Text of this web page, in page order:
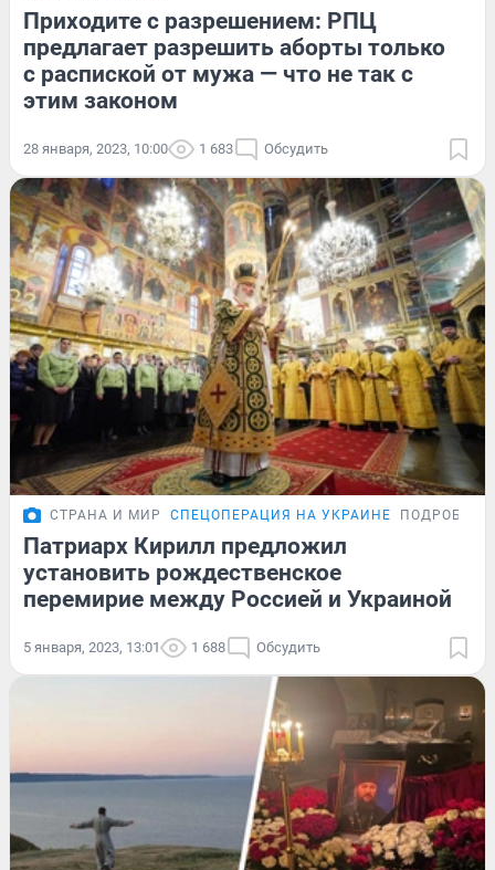
Приходите с разрешением: РПЦ
предлагает разрешить аборты только
с распиской от мужа — что не так с
этим законом
28 января, 2023, 10:00 1 683 Обсудить
СТРАНА И МИР СПЕЦОПЕРАЦИЯ НА УКРАИНЕ
Патриарх Кирилл предложил
установить рождественское
перемирие между Россией и Украиной
5 января, 2023, 13:01 1 688 Обсудить